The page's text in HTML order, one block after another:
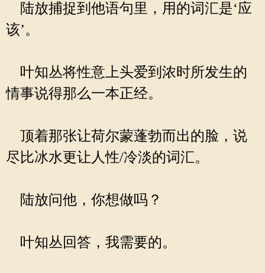
陆放捕捉到他语句里，用的词汇是‘应
该’。
叶知丛将性意上头爱到浓时所发生的
情事说得那么一本正经。
顶着那张让荷尔蒙蓬勃而出的脸，说
尽比冰水更让人性/冷淡的词汇。
陆放问他，你想做吗？
叶知丛回答，我需要的。